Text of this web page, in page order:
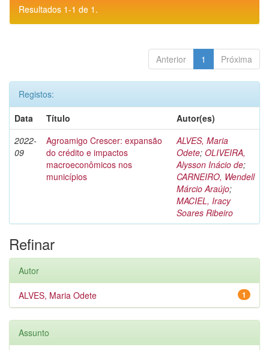
Resultados 1-1 de 1.
Anterior 1 Próxima
Registos:
Data
Título
Autor(es)
2022-
09
Agroamigo Crescer: expansão
do crédito e impactos
macroeconômicos nos
municípios
ALVES, Maria
Odete; OLIVEIRA,
Alysson Inácio de;
CARNEIRO, Wendell
Márcio Araújo;
MACIEL, Iracy
Soares Ribeiro
Refinar
Autor
1
ALVES, Maria Odete
Assunto